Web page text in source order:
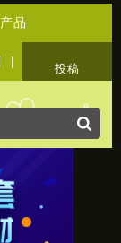
产品
|
投稿